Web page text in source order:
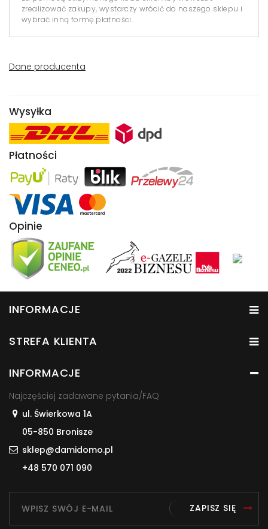
zrealizować zakupy, wystarczy wrócić do naszego sklepu i
wybrać inną formę płatności.
Dane producenta
Wysyłka
Płatności
Opinie
INFORMACJE
STREFA KLIENTA
INFORMACJE
Najczęściej zadawane pytania/FAQ
ul. Świerkowa 1A
05-850 Bronisze
sklep@damidomo.pl
+48 570 071 090
ZAPISZ SIĘ